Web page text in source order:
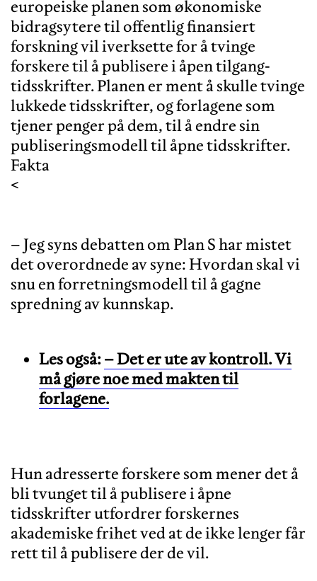
europeiske planen som økonomiske
bidragsytere til offentlig finansiert
forskning vil iverksette for å tvinge
forskere til å publisere i åpen tilgang-
tidsskrifter. Planen er ment å skulle tvinge
lukkede tidsskrifter, og forlagene som
tjener penger på dem, til å endre sin
publiseringsmodell til åpne tidsskrifter.
Fakta
<
– Jeg syns debatten om Plan S har mistet
det overordnede av syne: Hvordan skal vi
snu en forretningsmodell til å gagne
Les også:– Det er ute av kontroll. Vi
må gjøre noe med makten til
forlagene.
Hun adresserte forskere som mener det å
bli tvunget til å publisere i åpne
tidsskrifter utfordrer forskernes
akademiske frihet ved at de ikke lenger får
rett til å publisere der de vil.